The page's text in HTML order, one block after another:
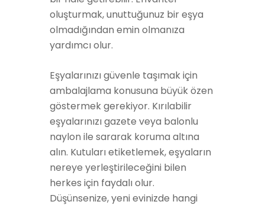
oluşturmak, unuttuğunuz bir eşya
olmadığından emin olmanıza
yardımcı olur.
Eşyalarınızı güvenle taşımak için
ambalajlama konusuna büyük özen
göstermek gerekiyor. Kırılabilir
eşyalarınızı gazete veya balonlu
naylon ile sararak koruma altına
alın. Kutuları etiketlemek, eşyaların
nereye yerleştirileceğini bilen
herkes için faydalı olur.
Düşünsenize, yeni evinizde hangi